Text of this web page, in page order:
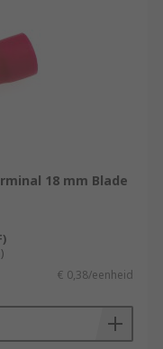
18 mm Blade
€ 0,38/eenheid